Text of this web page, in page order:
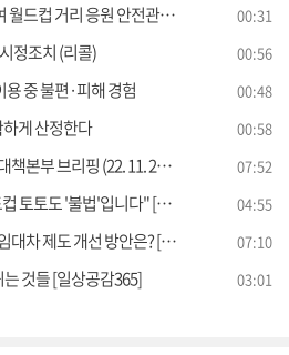
거리 응원 안전관리에 만전 00:31
정조치 (리콜) 00:56
중 불편·피해 경험 00:48
게 산정한다 00:58
브리핑 (22. 11. 25. 11시) 07:52
'불법'입니다" [정책 바로보기] 04:55
도 개선 방안은? [정책 바로보기] 07:10
것들 [일상공감365] 03:01